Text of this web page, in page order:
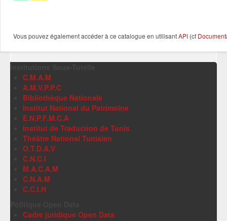
Vous pouvez également accéder à ce catalogue en utilisantAPI (cf
C.M.A.M
A.M.V.P.P.C
Bibliothèque Nationale
Institut National du Patrimoine
E.N.P.F.M.C.A
Institut de Traduction de Tunis
Théâtre National Tunisien
O.T.D.A.V
C.N.C.I
M.A.C.A.M
C.N.A.M
C.C.I.H
Cadre juridique Open Data